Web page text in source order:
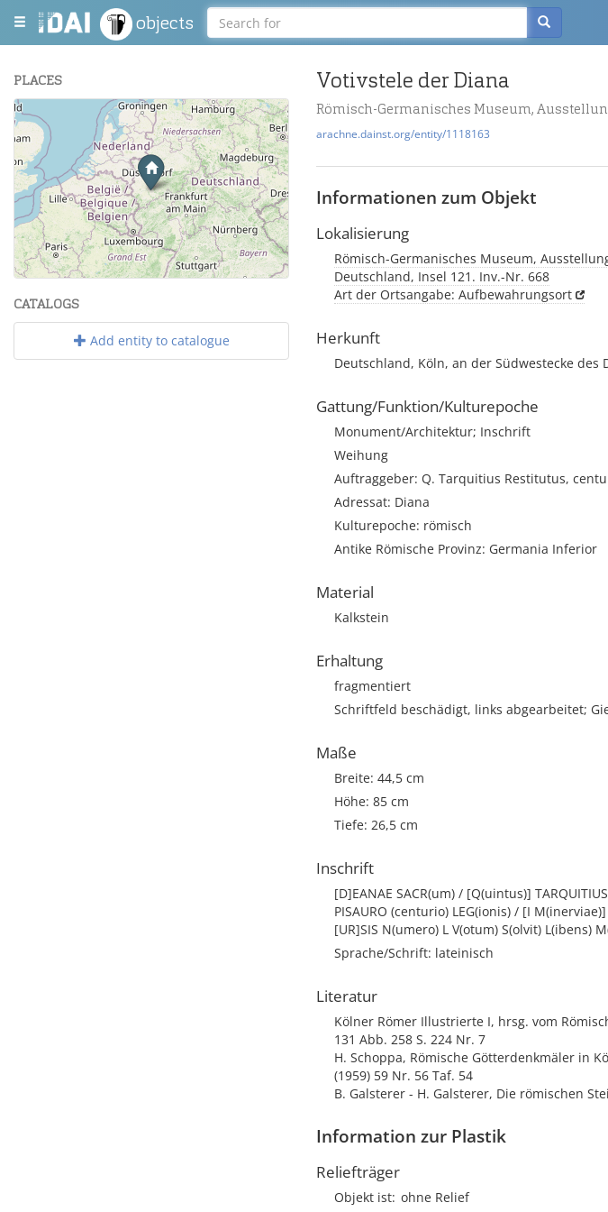
objects
PLACES
+
−
Leaflet| Maps and Data ©OpenStreetMap.
CATALOGS
Add entity to catalogue
Votivstele der Diana
Römisch-Germanisches Museum,
arachne.dainst.org/entity/1118163
Informationen zum Objekt
Lokalisierung
Römisch-Germanisches Museum,
Deutschland, Insel 121. Inv.-Nr. 668
Art der Ortsangabe: Aufbewahrungsort
Herkunft
Deutschland, Köln, an der Südwestecke des
Gattung/Funktion/Kulturepoche
Monument/Architektur; Inschrift
Weihung
Auftraggeber: Q. Tarquitius Restitutus,
Adressat: Diana
Kulturepoche: römisch
Antike Römische Provinz: Germania Inferior
Material
Kalkstein
Erhaltung
fragmentiert
Schriftfeld beschädigt, links abgearbeitet;
Maße
Breite: 44,5 cm
Höhe: 85 cm
Tiefe: 26,5 cm
Inschrift
[D]EANAE SACR(um) / [Q(uintus)]
PISAURO (centurio) LEG(ionis) / [I
[UR]SIS N(umero) L V(otum) S(olvit) L(ibens)
Sprache/Schrift: lateinisch
Literatur
Kölner Römer Illustrierte I, hrsg. vom
131 Abb. 258 S. 224 Nr. 7
H. Schoppa, Römische Götterdenkmäler in
(1959) 59 Nr. 56 Taf. 54
B. Galsterer - H. Galsterer, Die römischen
Information zur Plastik
Reliefträger
Objekt ist ohne Relief